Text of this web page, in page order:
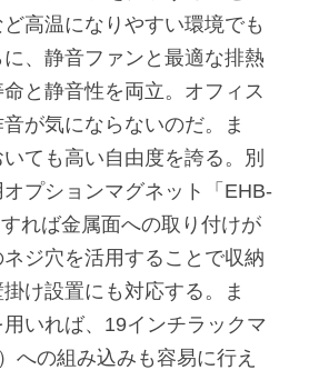
高温になりやすい環境でも
、静音ファンと最適な排熱
と静音性を両立。オフィス
が気にならないのだ。ま
ても高い自由度を誇る。別
プションマグネット「EHB-
れば金属面への取り付けが
ジ穴を活用することで収納
け設置にも対応する。ま
いれば、19インチラックマ
への組み込みも容易に行え